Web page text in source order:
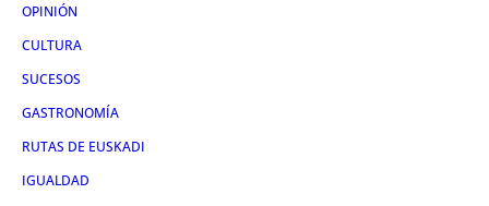
OPINIÓN
CULTURA
SUCESOS
GASTRONOMÍA
RUTAS DE EUSKADI
IGUALDAD